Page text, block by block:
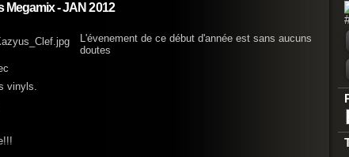
Megamix - JAN 2012
L'évenement de ce début d'année est sans aucuns
doutes
vinyls.